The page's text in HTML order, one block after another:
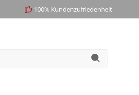
100% Kundenzufriedenheit